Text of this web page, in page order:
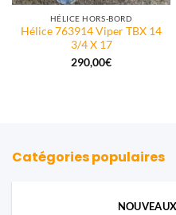
HÉLICE HORS-BORD
Hélice 763914 Viper TBX 14
3/4 X 17
290,00€
Catégories populaires